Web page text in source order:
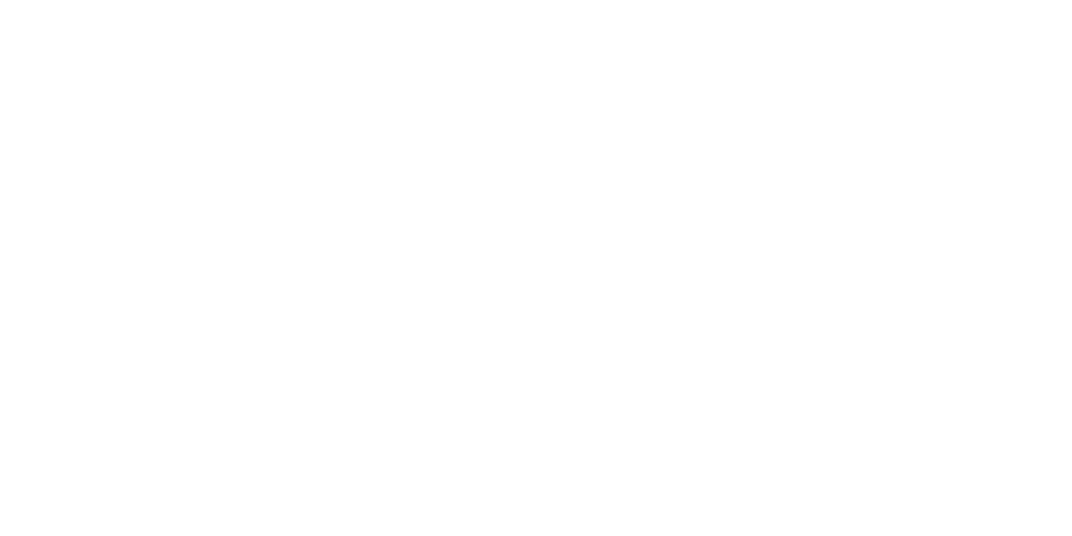
|
fine descrittivo e possono variare senza obbligo di preavviso, quindi riferirsi sempre ai siti web dei rispettivi